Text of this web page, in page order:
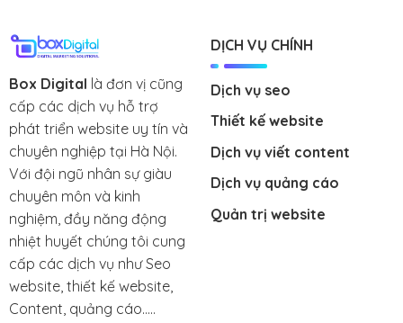
Box Digital là đơn vị cũng
cấp các dịch vụ hỗ trợ
phát triển website uy tín và
chuyên nghiệp tại Hà Nội.
Với đội ngũ nhân sự giàu
chuyên môn và kinh
nghiệm, đầy năng động
nhiệt huyết chúng tôi cung
cấp các dịch vụ như Seo
website, thiết kế website,
Content, quảng cáo.....
DỊCH VỤ CHÍNH
Dịch vụ seo
Thiết kế website
Dịch vụ viết content
Dịch vụ quảng cáo
Quản trị website